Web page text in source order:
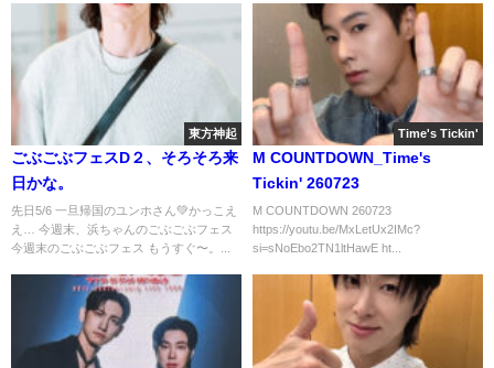
東方神起
ごぶごぶフェスD２、そろそろ来
日かな。
先日5/6 一旦帰国のユンホさん💚かっこえ
え… 今週末、浜ちゃんのごぶごぶフェス
今週末のごぶごぶフェス もうすぐ〜。...
Time's Tickin'
M COUNTDOWN_Time's
Tickin' 260723
M COUNTDOWN 260723
https://youtu.be/MxLetUx2IMc?
si=sNoEbo2TN1ltHawE ht...